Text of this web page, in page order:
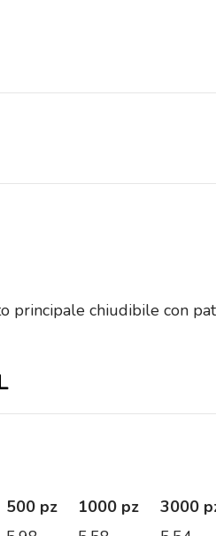
principale chiudibile con
500 pz 1000 pz 3000